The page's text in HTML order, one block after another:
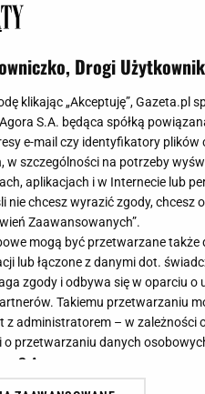
dla siebie
Drogi
klikając „Akceptuję”, Gazeta.pl
S.A. będąca spółką
e-mail czy identyfikatory
w szczególności na potrzeby
aplikacjach i w Internecie lub
nie chcesz wyrazić zgody, chcesz
Zaawansowanych”.
mogą być przetwarzane
lub łączone z danymi dot.
zgody i odbywa się w oparciu o
Takiemu przetwarzaniu
z administratorem – w
o przetwarzaniu danych
S.A.